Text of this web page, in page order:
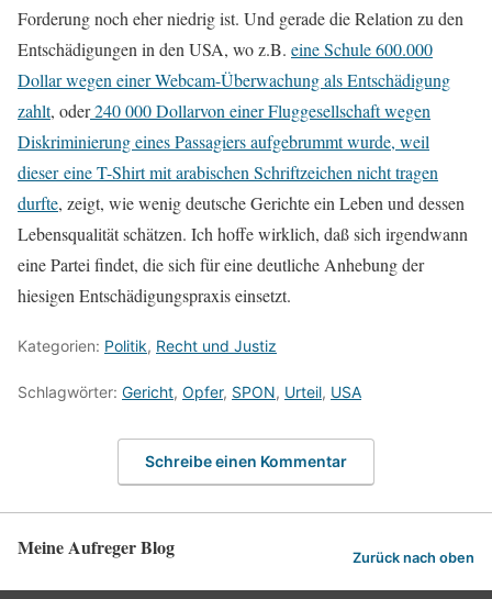
Forderung noch eher niedrig ist. Und gerade die Relation zu den
Entschädigungen in den USA, wo z.B. eine Schule 600.000
Dollar wegen einer Webcam-Überwachung als Entschädigung
zahlt, oder240 000 Dollarvon einer Fluggesellschaft wegen
Diskriminierung eines Passagiers aufgebrummt wurde, weil
dieser eine T-Shirt mit arabischen Schriftzeichen nicht tragen
durfte, zeigt, wie wenig deutsche Gerichte ein Leben und dessen
Lebensqualität schätzen. Ich hoffe wirklich, daß sich irgendwann
eine Partei findet, die sich für eine deutliche Anhebung der
hiesigen Entschädigungspraxis einsetzt.
Kategorien: Politik, Recht und Justiz
Schlagwörter: Gericht, Opfer, SPON, Urteil, USA
Schreibe einen Kommentar
Meine Aufreger Blog Zurück nach oben